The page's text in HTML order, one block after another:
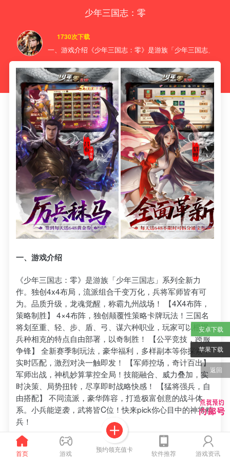
少年三国志：零
首页 游戏 预约领充值卡 软件推荐 游戏资讯
安卓下载
苹果下载
返回
1730次下载
一、游戏介绍《少年三国志：零》是游族「少年三国志」系
一、游戏介绍
《少年三国志：零》是游族「少年三国志」系列全新力
作。独创4x4布局，流派组合千变万化，兵将军师皆有可
为。品质升级，龙魂觉醒，称霸九州战场！ 【4X4布阵，
策略制胜】 4×4布阵，独创颠覆性策略卡牌玩法！三国名
将划至重、轻、步、盾、弓、谋六种职业，玩家可以根据
兵种相克的特点自由部署，以奇制胜！ 【公平竞技，跨服
争锋】 全新赛季制玩法，豪华福利，多样副本等你探索！
实时匹配，激烈对决一触即发！ 【军师控场，奇计百出】
军师出战，神机妙算掌控全局！技能融合、威力叠加，实
时决策、局势扭转，尽享即时战略快感！ 【猛将强兵，自
由搭配】 不同流派，豪华阵容，打造极富创意的战斗体
系。小兵能逆袭，武将皆C位！快来pick你心目中的神将精
兵！